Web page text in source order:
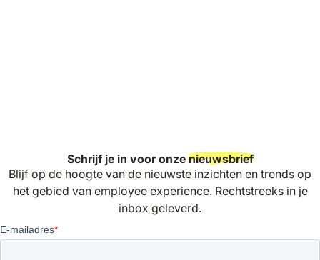
Schrijf je in voor onze nieuwsbrief
Blijf op de hoogte van de nieuwste inzichten en trends op
het gebied van employee experience. Rechtstreeks in je
inbox geleverd.